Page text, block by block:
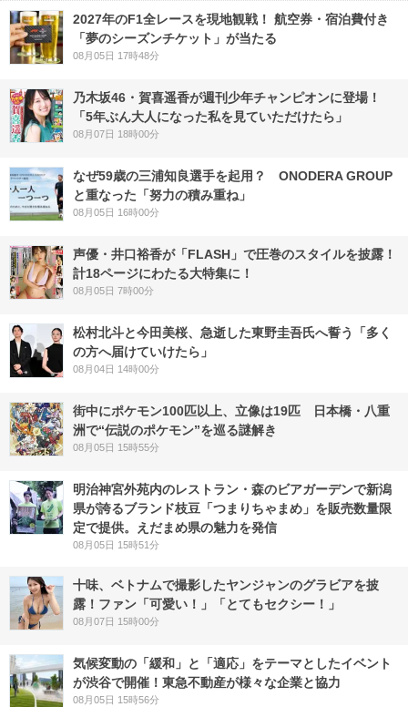
2027年のF1全レースを現地観戦！ 航空券・宿泊費付き
「夢のシーズンチケット」が当たる
08月05日 17時48分
乃木坂46・賀喜遥香が週刊少年チャンピオンに登場！
「5年ぶん大人になった私を見ていただけたら」
08月07日 18時00分
なぜ59歳の三浦知良選手を起用？ ONODERA GROUP
と重なった「努力の積み重ね」
08月05日 16時00分
声優・井口裕香が「FLASH」で圧巻のスタイルを披露！
計18ページにわたる大特集に！
08月05日 7時00分
松村北斗と今田美桜、急逝した東野圭吾氏へ誓う「多く
の方へ届けていけたら」
08月04日 14時00分
街中にポケモン100匹以上、立像は19匹 日本橋・八重
洲で“伝説のポケモン”を巡る謎解き
08月05日 15時55分
明治神宮外苑内のレストラン・森のビアガーデンで新潟
県が誇るブランド枝豆「つまりちゃまめ」を販売数量限
定で提供。えだまめ県の魅力を発信
08月05日 15時51分
十味、ベトナムで撮影したヤンジャンのグラビアを披
露！ファン「可愛い！」「とてもセクシー！」
08月07日 15時00分
気候変動の「緩和」と「適応」をテーマとしたイベント
が渋谷で開催！東急不動産が様々な企業と協力
08月05日 15時56分